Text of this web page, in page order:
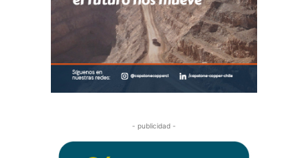
- publicidad -